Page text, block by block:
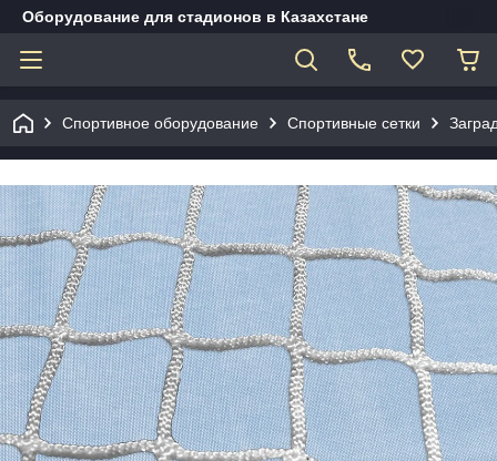
Оборудование для стадионов в Казахстане
Спортивное оборудование Спортивные сетки